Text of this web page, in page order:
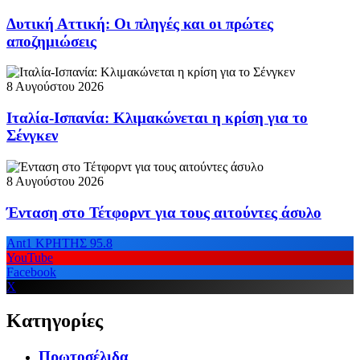
Δυτική Αττική: Οι πληγές και οι πρώτες
αποζημιώσεις
8 Αυγούστου 2026
Ιταλία-Ισπανία: Κλιμακώνεται η κρίση για το
Σένγκεν
8 Αυγούστου 2026
Ένταση στο Τέτφορντ για τους αιτούντες άσυλο
Ant1 ΚΡΗΤΗΣ 95.8
YouTube
Facebook
X
Κατηγορίες
Πρωτοσέλιδα